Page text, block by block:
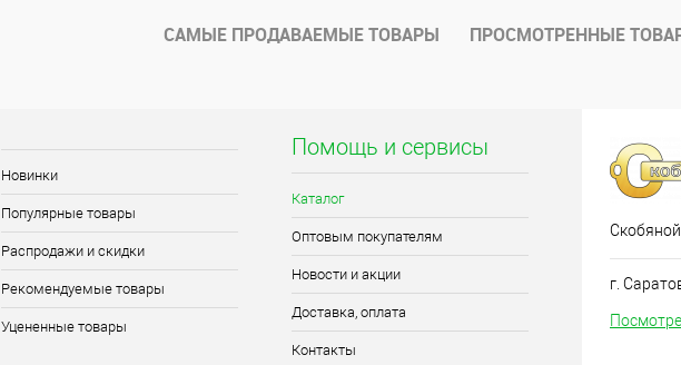
(1)
САМЫЕ ПРОДАВАЕМЫЕ ТОВАРЫ ПРОСМОТРЕННЫЕ
Новинки
Популярные товары
Распродажи и скидки
Рекомендуемые товары
Уцененные товары
Помощь и сервисы
Каталог
Оптовым покупателям
Новости и акции
Доставка, оплата
Контакты
г.